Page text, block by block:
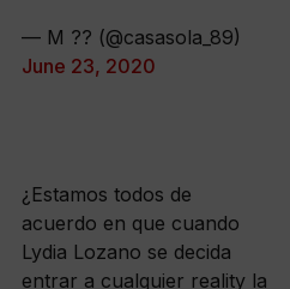
— M ?? (@casasola_89)
June 23, 2020
¿Estamos todos de
acuerdo en que cuando
Lydia Lozano se decida
entrar a cualquier reality la